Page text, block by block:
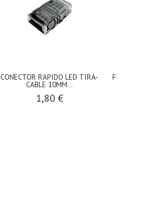
CONECTOR RAPIDO LED TIRA-
CABLE 10MM...
1,80 €
PERFIL